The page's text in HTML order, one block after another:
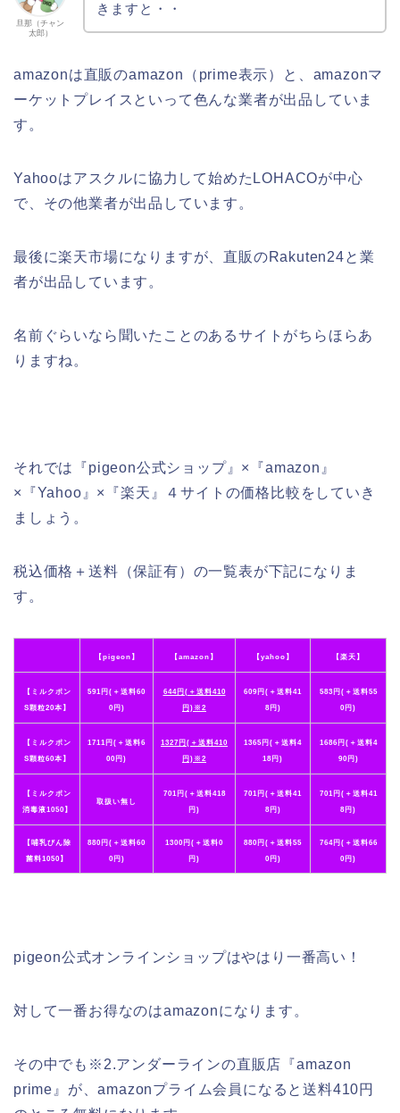
旦那（チャン
太郎）
きますと・・
amazonは直販のamazon（prime表示）と、amazonマ
ーケットプレイスといって色んな業者が出品していま
す。
Yahooはアスクルに協力して始めたLOHACOが中心
で、その他業者が出品しています。
最後に楽天市場になりますが、直販のRakuten24と業
者が出品しています。
名前ぐらいなら聞いたことのあるサイトがちらほらあ
りますね。
それでは『pigeon公式ショップ』×『amazon』
×『Yahoo』×『楽天』４サイトの価格比較をしていき
ましょう。
税込価格＋送料（保証有）の一覧表が下記になりま
す。
【pigeon】 【amazon】 【yahoo】 【楽天】
【ミルクポン
S顆粒20本】
591円(＋送料60
0円)
644円(＋送料410
円)※2
609円(＋送料41
8円)
583円(＋送料55
0円)
【ミルクポン
S顆粒60本】
1711円(＋送料6
00円)
1327円(＋送料410
円)※2
1365円(＋送料4
18円)
1686円(＋送料4
90円)
【ミルクポン
消毒液1050】
取扱い無し
701円(＋送料418
円)
701円(＋送料41
8円)
701円(＋送料41
8円)
【哺乳びん除
菌料1050】
880円(＋送料60
0円)
1300円(＋送料0
円)
880円(＋送料55
0円)
764円(＋送料66
0円)
pigeon公式オンラインショップはやはり一番高い！
対して一番お得なのはamazonになります。
その中でも※2.アンダーラインの直販店『amazon
prime』が、amazonプライム会員になると送料410円